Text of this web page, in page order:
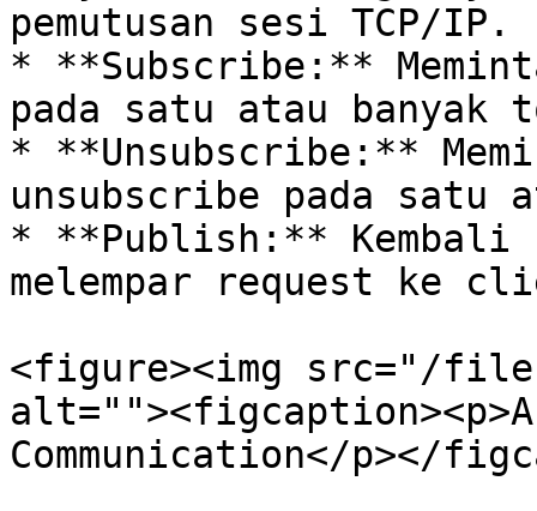
pemutusan sesi TCP/IP.
* **Subscribe:**
pada satu atau banyak
* **Unsubscribe:**
unsubscribe pada satu
* **Publish:**
melempar request ke
<figure><img src="/files/
Communication</p></